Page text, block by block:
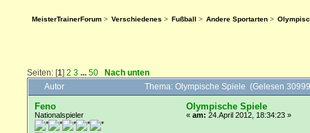
MeisterTrainerForum> Verschiedenes > Fußball > Andere Sportarten >
Seiten: [1]2 3 ...50 Nach unten
Autor Thema: Olympische Spiele (Gelesen
Feno
Nationalspieler
Olympische Spiele
«am: 24.April 2012, 18:34:23 »